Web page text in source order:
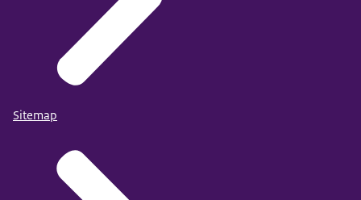
Sitemap